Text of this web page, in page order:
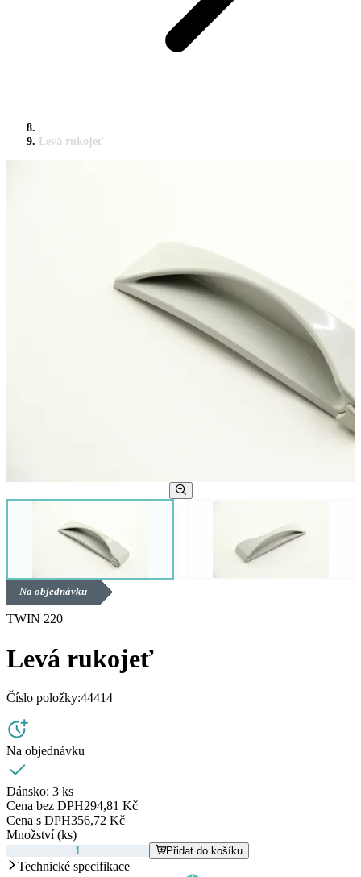
Levá rukojeť
Na objednávku
TWIN 220
Levá rukojeť
Číslo položky:44414
Na objednávku
Dánsko: 3 ks
Cena bez DPH294,81 Kč
Cena s DPH356,72 Kč
Množství (ks)
Přidat do košíku
Technické specifikace